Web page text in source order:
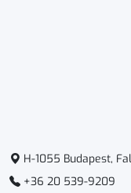
H-1055 Budapest,
+36 20 539-9209